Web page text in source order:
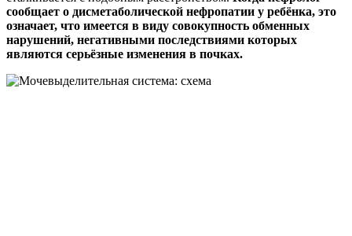
сообщает о дисметаболической нефропатии у ребёнка, это
означает, что имеется в виду совокупность обменных
нарушений, негативными последствиями которых
являются серьёзные изменения в почках.